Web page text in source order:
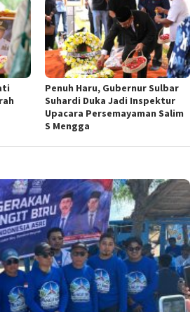
Penuh Haru, Gubernur Sulbar
Suhardi Duka Jadi Inspektur
Upacara Persemayaman Salim
S Mengga